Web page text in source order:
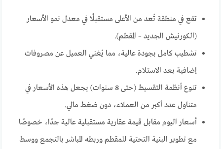
تقع في منطقة تُعد من الأعلى مستقبلًا في معدل نمو الأسعار
(الكورنيش الجديد – المقطم).
تشطيب كامل بجودة عالية، مما يُغني العميل عن مصروفات
إضافية بعد الاستلام.
تنوع أنظمة التقسيط (حتى 8 سنوات) يجعل هذه الأسعار في
متناول عدد أكبر من العملاء، دون ضغط مالي.
أسعار اليوم مقابل قيمة عقارية مستقبلية عالية جدًا، خصوصًا
مع تطوير البنية التحتية للمقطم وربطه المباشر بالتجمع ووسط